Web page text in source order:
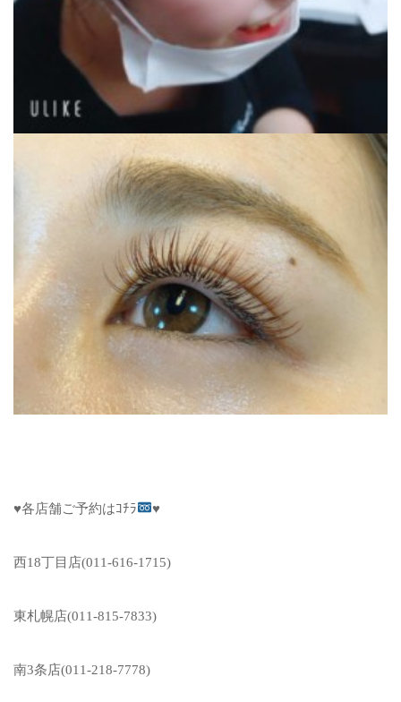
♥各店舗ご予約はｺﾁﾗ ♥
西18丁目店(011-616-1715)
東札幌店(011-815-7833)
南3条店(011-218-7778)